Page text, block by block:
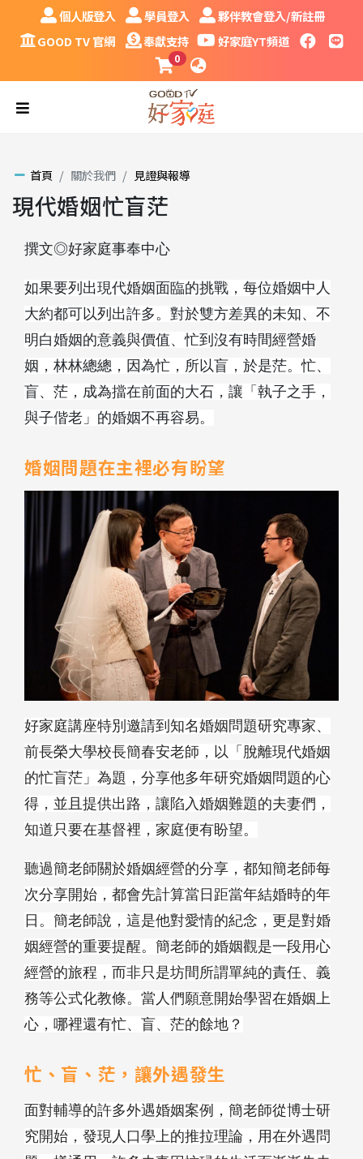
跳到主要內容區塊
個人版登入
個人版登入 學員登入
學員登入 夥伴教會登入/新註冊
夥伴教會登入/新註冊
GOOD TV 官網
GOOD TV 官網 奉獻支持
奉獻支持 好家庭YT頻道
好家庭YT頻道 facebook
LINE
課程購物車
0 語系
漢堡
首頁 關於我們 見證與報導
現代婚姻忙盲茫
撰文◎好家庭事奉中心
如果要列出現代婚姻面臨的挑戰，每位婚姻中人
大約都可以列出許多。對於雙方差異的未知、不
明白婚姻的意義與價值、忙到沒有時間經營婚
姻，林林總總，因為忙，所以盲，於是茫。忙、
盲、茫，成為擋在前面的大石，讓「執子之手，
與子偕老」的婚姻不再容易。
婚姻問題在主裡必有盼望
好家庭講座特別邀請到知名婚姻問題研究專家、
前長榮大學校長簡春安老師，以「脫離現代婚姻
的忙盲茫」為題，分享他多年研究婚姻問題的心
得，並且提供出路，讓陷入婚姻難題的夫妻們，
知道只要在基督裡，家庭便有盼望。
聽過簡老師關於婚姻經營的分享，都知簡老師每
次分享開始，都會先計算當日距當年結婚時的年
日。簡老師說，這是他對愛情的紀念，更是對婚
姻經營的重要提醒。簡老師的婚姻觀是一段用心
經營的旅程，而非只是坊間所謂單純的責任、義
務等公式化教條。當人們願意開始學習在婚姻上
心，哪裡還有忙、盲、茫的餘地？
忙、盲、茫，讓外遇發生
面對輔導的許多外遇婚姻案例，簡老師從博士研
究開始，發現人口學上的推拉理論，用在外遇問